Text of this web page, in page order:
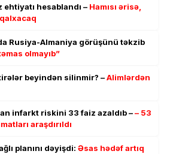
ehtiyatı hesablandı – Hamısı ərisə,
Rusiya-Almaniya görüşünü təkzib
olmayıb”
beyindən silinmir? –Alimlərdən
infarkt riskini 33 faiz azaldıb –– 53
araşdırıldı
planını dəyişdi: Əsas hədəf artıq